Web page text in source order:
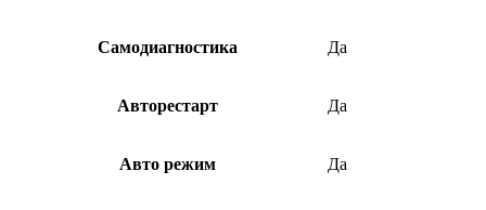
Самодиагностика Да
Авторестарт Да
Авто режим Да